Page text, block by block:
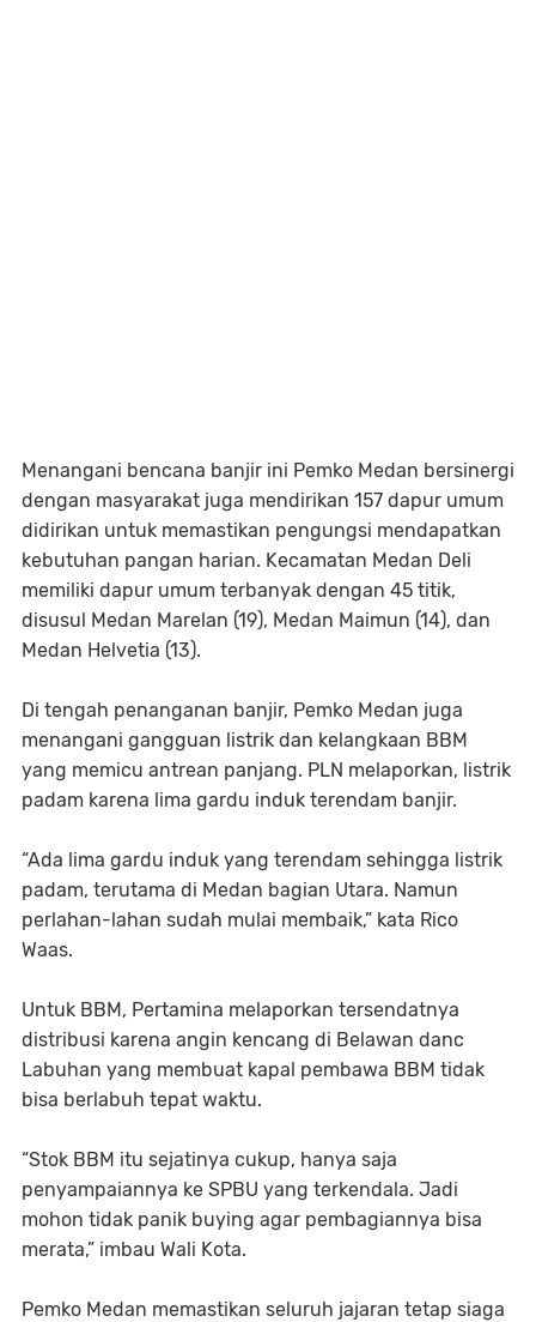
Menangani bencana banjir ini Pemko Medan bersinergi
dengan masyarakat juga mendirikan 157 dapur umum
didirikan untuk memastikan pengungsi mendapatkan
kebutuhan pangan harian. Kecamatan Medan Deli
memiliki dapur umum terbanyak dengan 45 titik,
disusul Medan Marelan (19), Medan Maimun (14), dan
Medan Helvetia (13).
Di tengah penanganan banjir, Pemko Medan juga
menangani gangguan listrik dan kelangkaan BBM
yang memicu antrean panjang. PLN melaporkan, listrik
padam karena lima gardu induk terendam banjir.
“Ada lima gardu induk yang terendam sehingga listrik
padam, terutama di Medan bagian Utara. Namun
perlahan-lahan sudah mulai membaik,” kata Rico
Waas.
Untuk BBM, Pertamina melaporkan tersendatnya
distribusi karena angin kencang di Belawan danc
Labuhan yang membuat kapal pembawa BBM tidak
bisa berlabuh tepat waktu.
“Stok BBM itu sejatinya cukup, hanya saja
penyampaiannya ke SPBU yang terkendala. Jadi
mohon tidak panik buying agar pembagiannya bisa
merata,” imbau Wali Kota.
Pemko Medan memastikan seluruh jajaran tetap siaga